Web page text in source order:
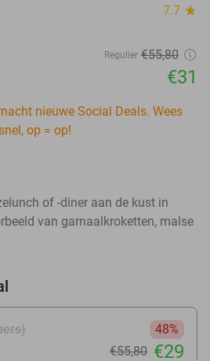
7.7 star
Regulier €55,80
€31
nieuwe Social Deals. Wees
op = op!
of -diner aan de kust in
van garnaalkroketten, malse
48%
€55,80 €29